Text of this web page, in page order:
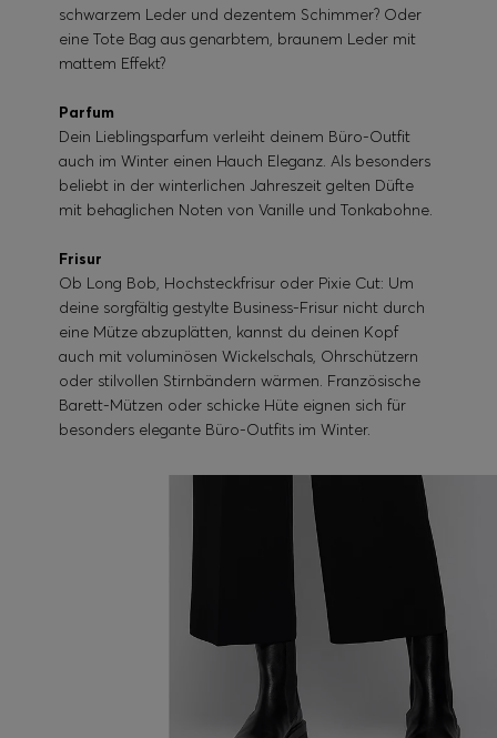
schwarzem Leder und dezentem Schimmer? Oder
eine Tote Bag aus genarbtem, braunem Leder mit
mattem Effekt?
Parfum
Dein Lieblingsparfum verleiht deinem Büro-Outfit
auch im Winter einen Hauch Eleganz. Als besonders
beliebt in der winterlichen Jahreszeit gelten Düfte
mit behaglichen Noten von Vanille und Tonkabohne.
Frisur
Ob Long Bob, Hochsteckfrisur oder Pixie Cut: Um
deine sorgfältig gestylte Business-Frisur nicht durch
eine Mütze abzuplätten, kannst du deinen Kopf
auch mit voluminösen Wickelschals, Ohrschützern
oder stilvollen Stirnbändern wärmen. Französische
Barett-Mützen oder schicke Hüte eignen sich für
besonders elegante Büro-Outfits im Winter.